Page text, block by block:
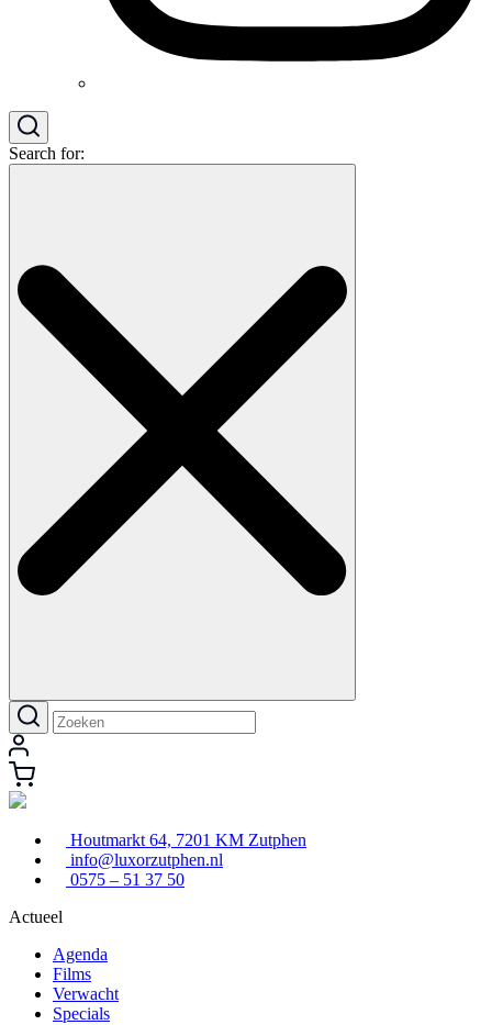
Search for:
Houtmarkt 64, 7201 KM Zutphen
info@luxorzutphen.nl
0575 – 51 37 50
Actueel
Agenda
Films
Verwacht
Specials